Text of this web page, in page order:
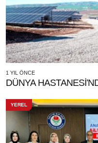
1 YIL ÖNCE
DÜNYA
YEREL